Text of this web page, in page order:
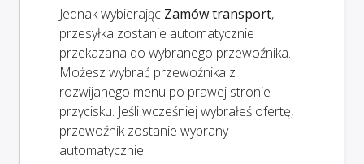
Jednak wybierając Zamów transport,
przesyłka zostanie automatycznie
przekazana do wybranego przewoźnika.
Możesz wybrać przewoźnika z
rozwijanego menu po prawej stronie
przycisku. Jeśli wcześniej wybrałeś ofertę,
przewoźnik zostanie wybrany
automatycznie.